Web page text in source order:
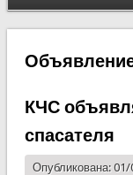
КЧС
спасателя
Опубликована: